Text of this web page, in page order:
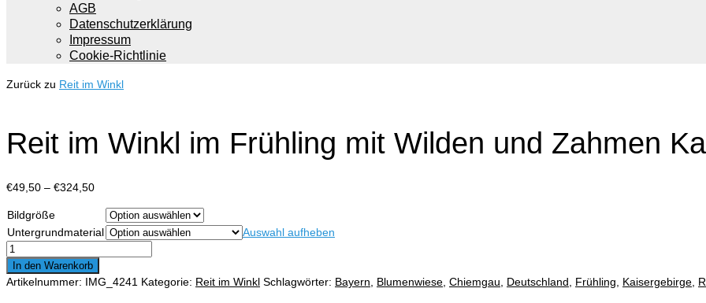
AGB
Datenschutzerklärung
Impressum
Cookie-Richtlinie
Zurück zu Reit im Winkl
Reit im Winkl im Frühling mit Wilden und Zahmen
€49,50 – €324,50Preisspanne:
€324,50
Bildgröße
Untergrundmaterial
Auswahl aufheben
Reit
im
Winkl
In den Warenkorb
Artikelnummer: IMG_4241 Kategorie: Reit im Winkl Schlagwörter: Bayern Blumenwiese Chiemgau Deutschland Frühling Kaisergebirge